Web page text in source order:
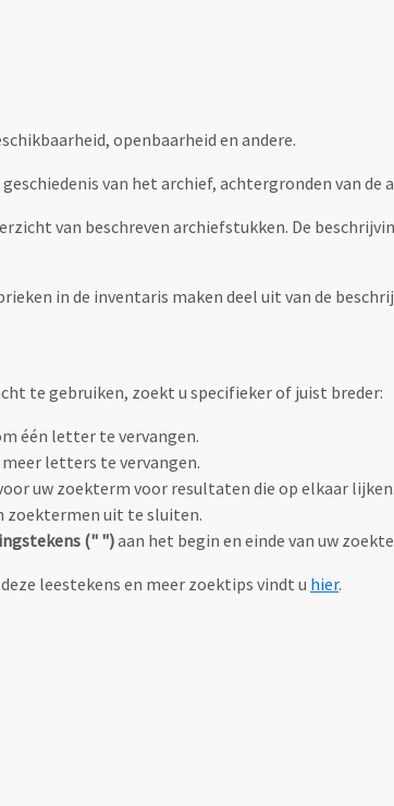
openbaarheid en andere.
van het archief, achtergronden van
van beschreven archiefstukken. De
in de inventaris maken deel uit van de
te gebruiken, zoekt u specifieker of juist breder:
één letter te vervangen.
letters te vervangen.
uw zoekterm voor resultaten die op elkaar lijken.
zoektermen uit te sluiten.
(" ")aan het begin en einde van uw
leestekens en meer zoektips vindt u hier.